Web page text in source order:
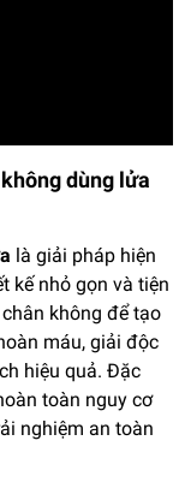
dùng lửa
là giải pháp hiện
kế nhỏ gọn và tiện
không để tạo
máu, giải độc
hiệu quả. Đặc
toàn nguy cơ
nghiệm an toàn